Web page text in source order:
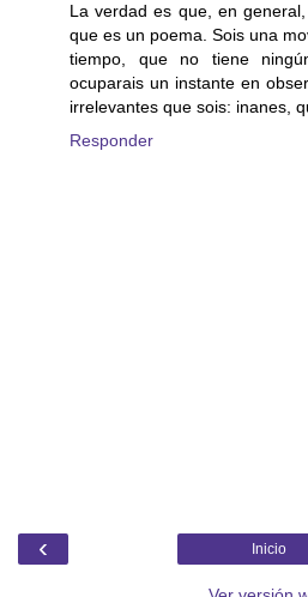
La verdad es que, en
que es un poema. Sois una
tiempo, que no tiene
ocuparais un instante en
irrelevantes que sois: inanes,
Responder
‹ Inicio